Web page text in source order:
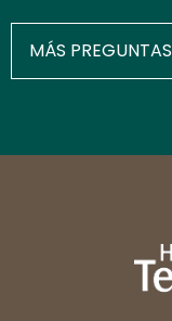
MÁS PREGUNTAS